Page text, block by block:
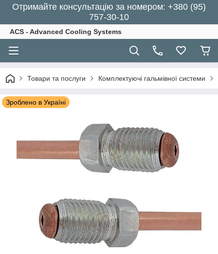
Отримайте консультацію за номером: +380 (95)
757-30-10
ACS - Advanced Cooling Systems
Товари та послуги Комплектуючі гальмівної системи
Зроблено в Україні